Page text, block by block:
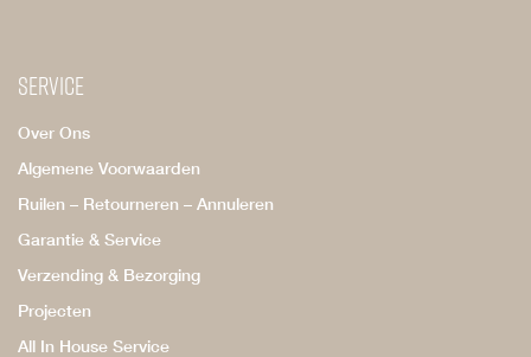
Service
Over Ons
Algemene Voorwaarden
Ruilen – Retourneren – Annuleren
Garantie & Service
Verzending & Bezorging
Projecten
All In House Service